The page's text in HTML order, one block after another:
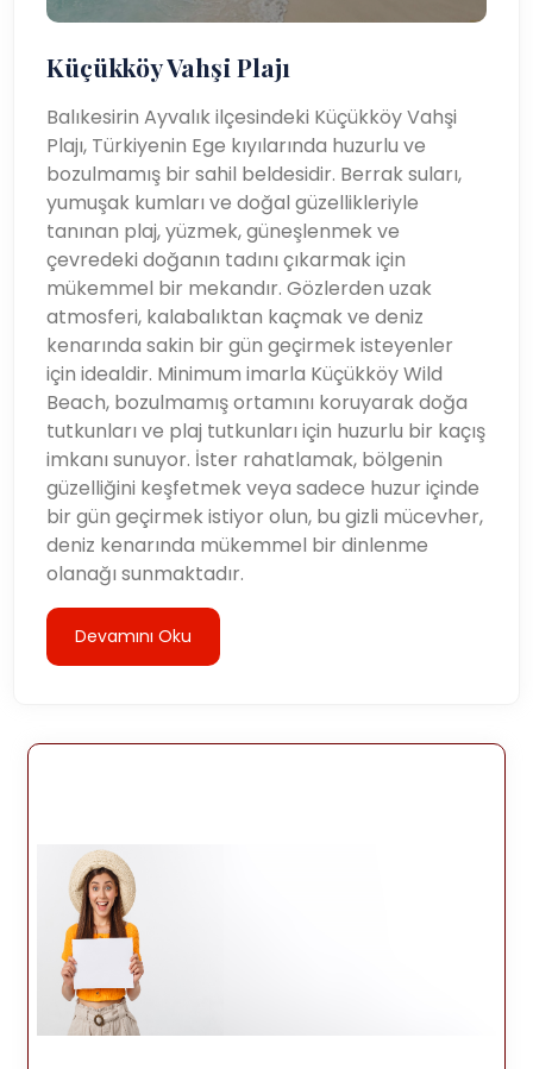
Küçükköy Vahşi Plajı
Balıkesirin Ayvalık ilçesindeki Küçükköy Vahşi
Plajı, Türkiyenin Ege kıyılarında huzurlu ve
bozulmamış bir sahil beldesidir. Berrak suları,
yumuşak kumları ve doğal güzellikleriyle
tanınan plaj, yüzmek, güneşlenmek ve
çevredeki doğanın tadını çıkarmak için
mükemmel bir mekandır. Gözlerden uzak
atmosferi, kalabalıktan kaçmak ve deniz
kenarında sakin bir gün geçirmek isteyenler
için idealdir. Minimum imarla Küçükköy Wild
Beach, bozulmamış ortamını koruyarak doğa
tutkunları ve plaj tutkunları için huzurlu bir kaçış
imkanı sunuyor. İster rahatlamak, bölgenin
güzelliğini keşfetmek veya sadece huzur içinde
bir gün geçirmek istiyor olun, bu gizli mücevher,
deniz kenarında mükemmel bir dinlenme
olanağı sunmaktadır.
Devamını Oku